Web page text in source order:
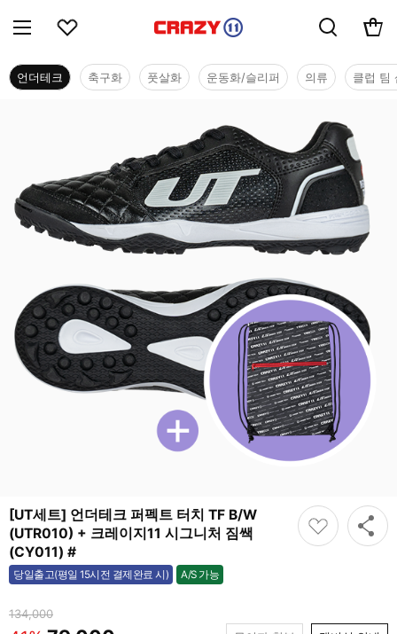
언더테크 축구화 풋살화 운동화/슬리퍼 의류 클럽 팀
[UT세트] 언더테크 퍼펙트 터치 TF B/W
(UTR010) + 크레이지11 시그니처 짐쌕
(CY011) #
당일출고(평일 15시전 결제완료 시) A/S 가능
가능
134,000